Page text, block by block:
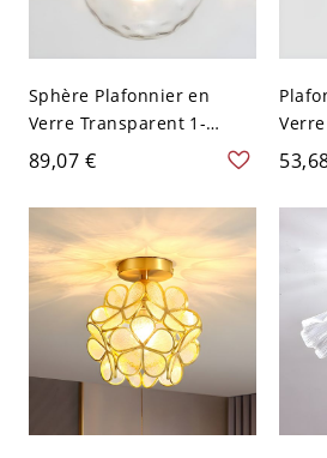
Sphère Plafonnier en
Verre Transparent 1-
Lumière Lampe Encastrée
Moderne - Or 110 V-120 V
89,07 €
110